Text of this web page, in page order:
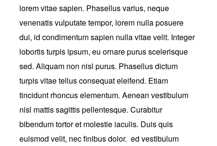
lorem vitae sapien. Phasellus varius, neque
venenatis vulputate tempor, lorem nulla posuere
dui, id condimentum sapien nulla vitae velit. Integer
lobortis turpis ipsum, eu ornare purus scelerisque
sed. Aliquam non nisl purus. Phasellus dictum
turpis vitae tellus consequat eleifend. Etiam
tincidunt rhoncus elementum. Aenean vestibulum
nisl mattis sagittis pellentesque. Curabitur
bibendum tortor et molestie iaculis. Duis quis
euismod velit, nec finibus dolor. ed vestibulum